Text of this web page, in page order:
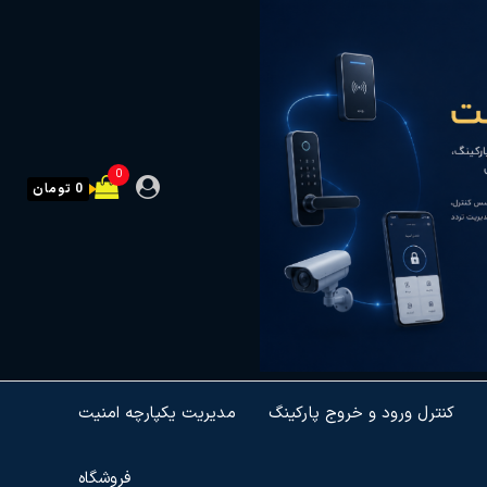
0
0 تومان
مدیریت یکپارچه امنیت کنترل ورود و خروج پارکینگ
فروشگاه